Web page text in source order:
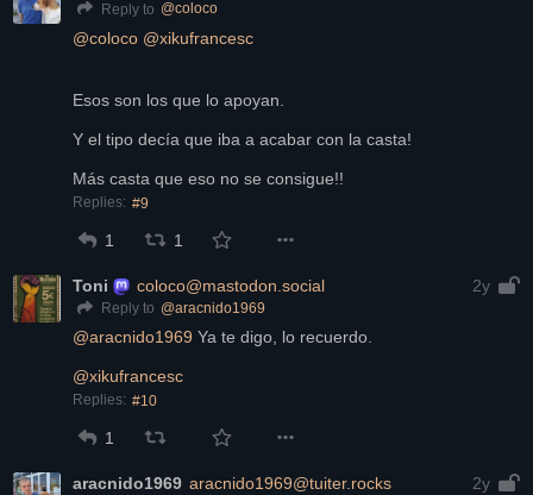
Reply to @coloco
@coloco @xikufrancesc
Esos son los que lo apoyan.
Y el tipo decía que iba a acabar con la casta!
Más casta que eso no se consigue!!
Replies: #9
1 1
Toni coloco@mastodon.social 2y
Reply to @aracnido1969
@aracnido1969 Ya te digo, lo recuerdo.
@xikufrancesc
Replies: #10
1
aracnido1969 aracnido1969@tuiter.rocks 2y